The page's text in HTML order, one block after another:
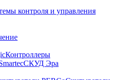
контроля и управления
Контроллеры
СКУД Эра